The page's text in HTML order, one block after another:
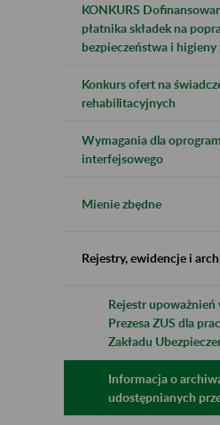
KONKURS
płatnika składek na
bezpieczeństwa i higieny
Konkurs ofert na
rehabilitacyjnych
Wymagania dla
interfejsowego
Mienie zbędne
Rejestry, ewidencje i
Rejestr upoważnień
Prezesa ZUS dla
Zakładu
Informacja o
udostępnianych